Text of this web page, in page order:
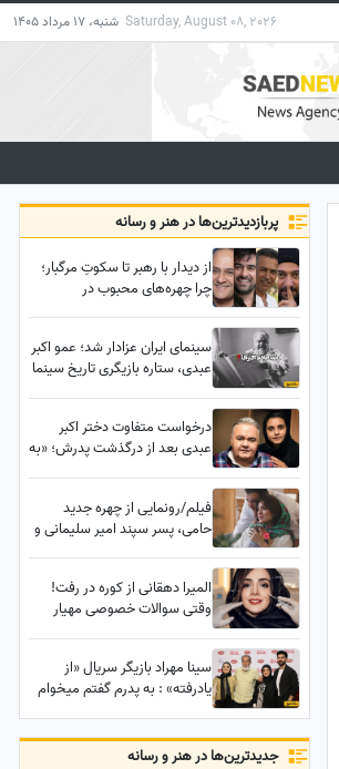
Saturday, August 08, 2026 شنبه، 17 مرداد 1405
پربازدید‌ترین‌ها در هنر و رسانه
از دیدار با رهبر تا سکوتِ مرگبار؛
چرا چهره‌های محبوب در
سینمای ایران عزادار شد؛ عمو اکبر
عبدی، ستاره بازیگری تاریخ سینما
درخواست متفاوت دختر اکبر
عبدی بعد از درگذشت پدرش؛ «به
غافلگیر کرد
فیلم/رونمایی از چهره جدید
حامی، پسر سپند امیر سلیمانی و
باد مده تا ندهی بر بادم
المیرا دهقانی از کوره در رفت!
وقتی سوالات خصوصی مهیار
سینا مهراد بازیگر سریال «از
یادرفته» : به پدرم گفتم میخوام
سکوت کرد و گفت...
جدید‌ترین‌ها در هنر و رسانه